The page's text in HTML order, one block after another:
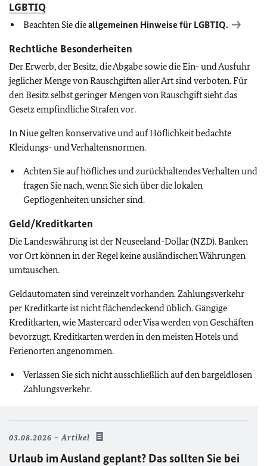
LGBTIQ
Beachten Sie dieallgemeinen Hinweise für LGBTIQ.
Rechtliche Besonderheiten
Der Erwerb, der Besitz, die Abgabe sowie die Ein- und Ausfuhr
jeglicher Menge von Rauschgiften aller Art sind verboten. Für
den Besitz selbst geringer Mengen von Rauschgift sieht das
Gesetz empfindliche Strafen vor.
In Niue gelten konservative und auf Höflichkeit bedachte
Kleidungs- und Verhaltensnormen.
Achten Sie auf höfliches und zurückhaltendes Verhalten und
fragen Sie nach, wenn Sie sich über die lokalen
Gepflogenheiten unsicher sind.
Geld/Kreditkarten
Die Landeswährung ist der Neuseeland-Dollar (NZD). Banken
vor Ort können in der Regel keine ausländischen Währungen
umtauschen.
Geldautomaten sind vereinzelt vorhanden. Zahlungsverkehr
per Kreditkarte ist nicht flächendeckend üblich. Gängige
Kreditkarten, wie Mastercard oder Visa werden von Geschäften
bevorzugt. Kreditkarten werden in den meisten Hotels und
Ferienorten angenommen.
Verlassen Sie sich nicht ausschließlich auf den bargeldlosen
Zahlungsverkehr.
03.08.2026 Artikel
Urlaub im Ausland geplant? Das sollten Sie bei